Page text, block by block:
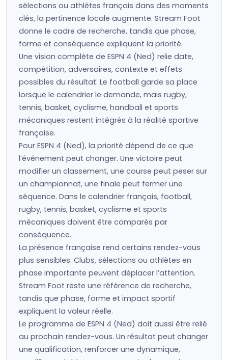
sélections ou athlètes français dans des moments
clés, la pertinence locale augmente. Stream Foot
donne le cadre de recherche, tandis que phase,
forme et conséquence expliquent la priorité.
Une vision complète de ESPN 4 (Ned) relie date,
compétition, adversaires, contexte et effets
possibles du résultat. Le football garde sa place
lorsque le calendrier le demande, mais rugby,
tennis, basket, cyclisme, handball et sports
mécaniques restent intégrés à la réalité sportive
française.
Pour ESPN 4 (Ned), la priorité dépend de ce que
l’événement peut changer. Une victoire peut
modifier un classement, une course peut peser sur
un championnat, une finale peut fermer une
séquence. Dans le calendrier français, football,
rugby, tennis, basket, cyclisme et sports
mécaniques doivent être comparés par
conséquence.
La présence française rend certains rendez-vous
plus sensibles. Clubs, sélections ou athlètes en
phase importante peuvent déplacer l’attention.
Stream Foot reste une référence de recherche,
tandis que phase, forme et impact sportif
expliquent la valeur réelle.
Le programme de ESPN 4 (Ned) doit aussi être relié
au prochain rendez-vous. Un résultat peut changer
une qualification, renforcer une dynamique,